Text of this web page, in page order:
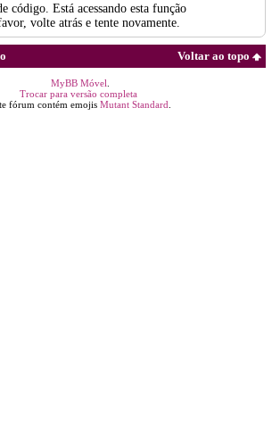
código. Está acessando esta função
volte atrás e tente novamente.
Voltar ao topo
MyBB Móvel
Trocar para versão completa
fórum contém emojis Mutant Standard